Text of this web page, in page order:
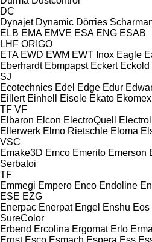
DC
Dynajet Dynamic Dörries
ELB EMA EMVE ESA ENG ESAB
LHF ORIGO
ETA EWD EWM EWT Inox Eagle
Eberhardt Ebmpapst Eckert Eckold
SJ
Ecotechnics Edel Edge Edur
Eillert Einhell Eisele Ekato Ekomex
TF VF
Elbaron Elcon ElectroQuell
Ellerwerk Elmo Rietschle Eloma
VSC
Emake3D Emco Emerito Emerson
Serbatoi
TF
Emmegi Empero Enco Endoline
ESE EZG
Enerpac Enerpat Engel Enshu Eos
SureColor
Erbend Ercolina Ergomat Erlo
Ernst Esco Esmach Espera Ess